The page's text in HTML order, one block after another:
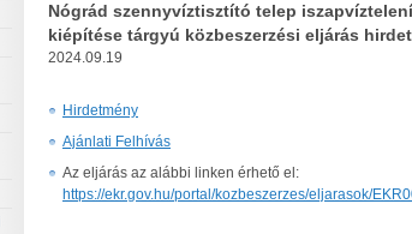
Nógrád szennyvíztisztító telep
kiépítése tárgyú közbeszerzési eljárás
2024.09.19
Hirdetmény
Ajánlati Felhívás
Az eljárás az alábbi linken érhető el:
https://ekr.gov.hu/portal/kozbeszerzes/eljarasok/